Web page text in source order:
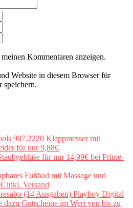
Kommentaren anzeigen.
Website in diesem Browser für
speichern.
907.2220 Klappmesser mit
für nur 9,88€
für nur 14,99€ bei Prime-
Fußbad mit Massage und
inkl. Versand
(14 Ausgaben) Playboy Digital
dazu Gutscheine im Wert von bis zu